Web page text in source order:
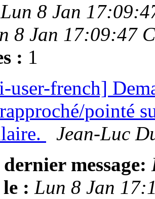
Lun 8 Jan
8 Jan 17:09:47
: 1
user-french]
pointé
Jean-Luc
message:
: Lun 8 Jan